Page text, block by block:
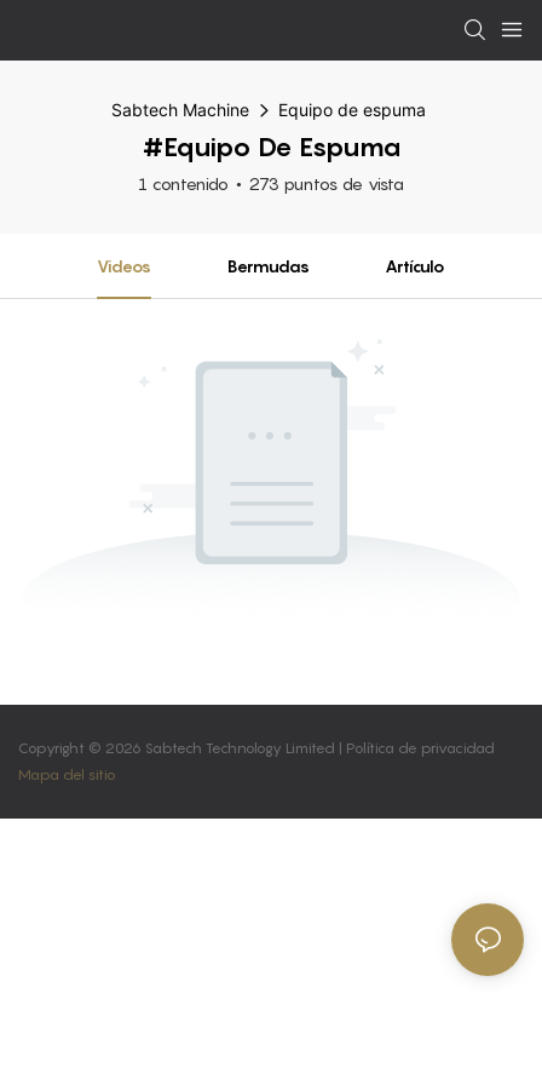
Sabtech Machine Equipo de espuma
#Equipo De Espuma
1 contenido 273 puntos de vista
Videos Bermudas Artículo
Copyright © 2026 Sabtech Technology Limited | Política de privacidad
Mapa del sitio